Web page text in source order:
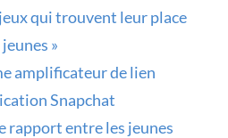
jeux qui trouvent leur place
»
amplificateur de lien
Snapchat
rapport entre les jeunes